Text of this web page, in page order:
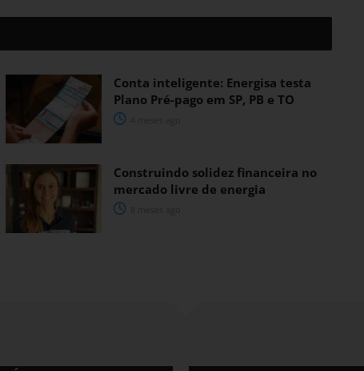
Conta inteligente: Energisa testa
Plano Pré-pago em SP, PB e TO
Construindo solidez financeira no
mercado livre de energia